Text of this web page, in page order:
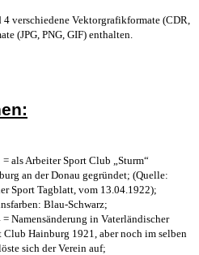
verschiedene Vektorgrafikformate (CDR,
(JPG, PNG, GIF) enthalten.
= als Arbeiter Sport Club „Sturm“
an der Donau gegründet; (Quelle:
Sport Tagblatt, vom 13.04.1922);
Blau-Schwarz;
= Namensänderung in Vaterländischer
Club Hainburg 1921, aber noch im selben
sich der Verein auf;